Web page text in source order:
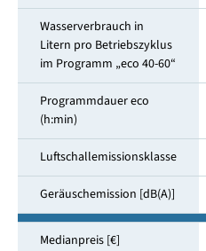
Wasserverbrauch in
Litern pro Betriebszyklus
im Programm „eco 40-60“
Programmdauer eco
(h:min)
Luftschallemissionsklasse
Geräuschemission [dB(A)]
Medianpreis [€]